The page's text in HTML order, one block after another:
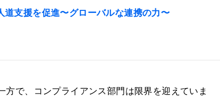
道支援を促進〜グローバルな連携の力〜
方で、コンプライアンス部門は限界を迎えていま